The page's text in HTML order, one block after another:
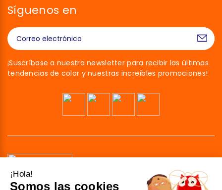
Síguenos en
¡Suscríbase a nuestra newsletter para recibir las últimas
tendencias de color y nuestras increíbles promociones!
¡Hola!
Somos las cookies